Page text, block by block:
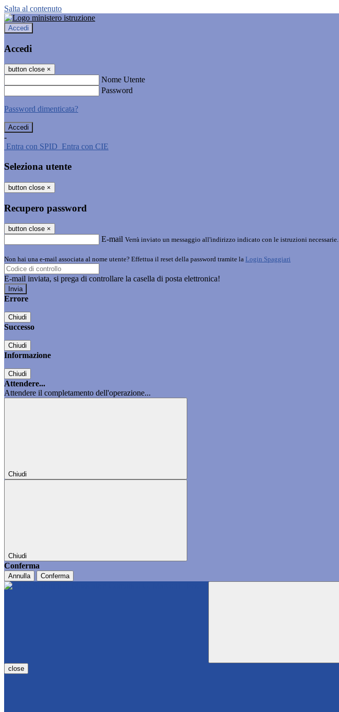
Salta al contenuto
Accedi
Accedi
button close ×
Nome Utente
Password
Password dimenticata?
-
Entra con SPID Entra con CIE
Seleziona utente
button close ×
Recupero password
button close ×
E-mail Verrà inviato un messaggio all'indirizzo indicato con le istruzioni necessarie.
Non hai una e-mail associata al nome utente? Effettua il reset della password tramite la Login Spaggiari
E-mail inviata, si prega di controllare la casella di posta elettronica!
Errore
Chiudi
Successo
Chiudi
Informazione
Chiudi
Attendere...
Attendere il completamento dell'operazione...
Chiudi
Chiudi
Conferma
Annulla Conferma
close